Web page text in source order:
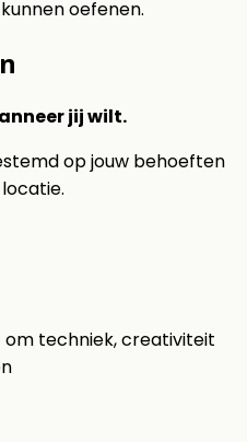
oefenen.
jij wilt.
op jouw behoeften
techniek, creativiteit